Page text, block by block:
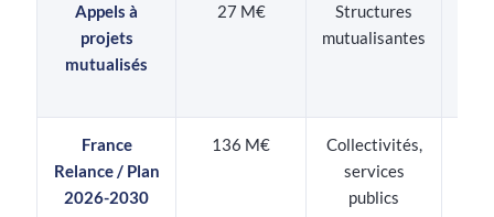
Appels à
projets
mutualisés
27 M€
Structures
mutualisantes
France
Relance / Plan
2026-2030
136 M€
Collectivités,
services
publics